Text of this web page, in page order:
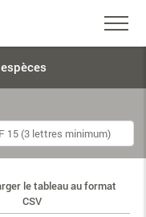
espèces
le tableau au format
CSV